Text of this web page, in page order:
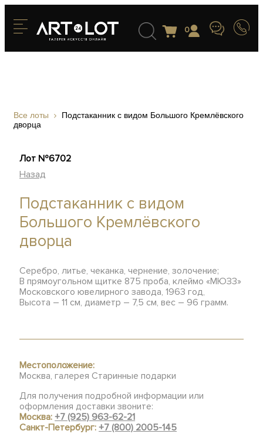
0
Все лоты
Подстаканник с видом Большого Кремлёвского
дворца
Лот №6702
Назад
Подстаканник с видом
Большого Кремлёвского
дворца
Серебро, литье, чеканка, чернение, золочение;
В прямоугольном щитке 875 проба, клеймо «МЮЗ3»
Московского ювелирного завода, 1963 год,
Высота – 11 см, диаметр – 7,5 см, вес – 96 грамм.
Местоположение:
Москва, галерея Старинные подарки
Для получения подробной информации или
оформления доставки звоните:
Москва:+7 (925) 963-62-21
Санкт-Петербург:+7 (800) 2005-145